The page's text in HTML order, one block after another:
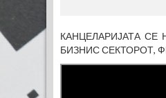
КАНЦЕЛАРИЈАТА
БИЗНИС СЕКТОРОТ,